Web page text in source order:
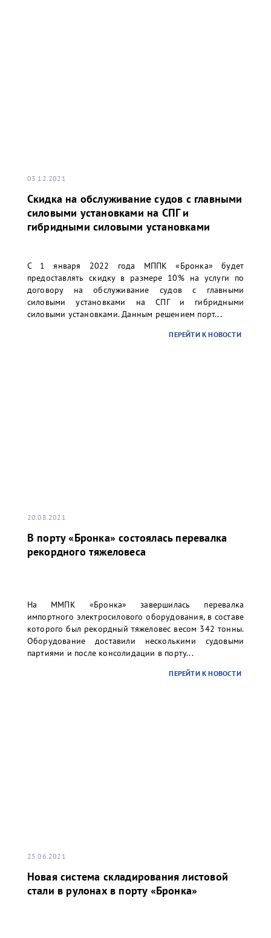
03.12.2021
Скидка на обслуживание судов с главными
силовыми установками на СПГ и
гибридными силовыми установками
С 1 января 2022 года МППК «Бронка» будет
предоставлять скидку в размере 10% на услуги по
договору на обслуживание судов с главными
силовыми установками на СПГ и гибридными
силовыми установками. Данным решением порт...
ПЕРЕЙТИ К НОВОСТИ
20.08.2021
В порту «Бронка» состоялась перевалка
рекордного тяжеловеса
На ММПК «Бронка» завершилась перевалка
импортного электросилового оборудования, в составе
которого был рекордный тяжеловес весом 342 тонны.
Оборудование доставили несколькими судовыми
партиями и после консолидации в порту...
ПЕРЕЙТИ К НОВОСТИ
25.06.2021
Новая система складирования листовой
стали в рулонах в порту «Бронка»